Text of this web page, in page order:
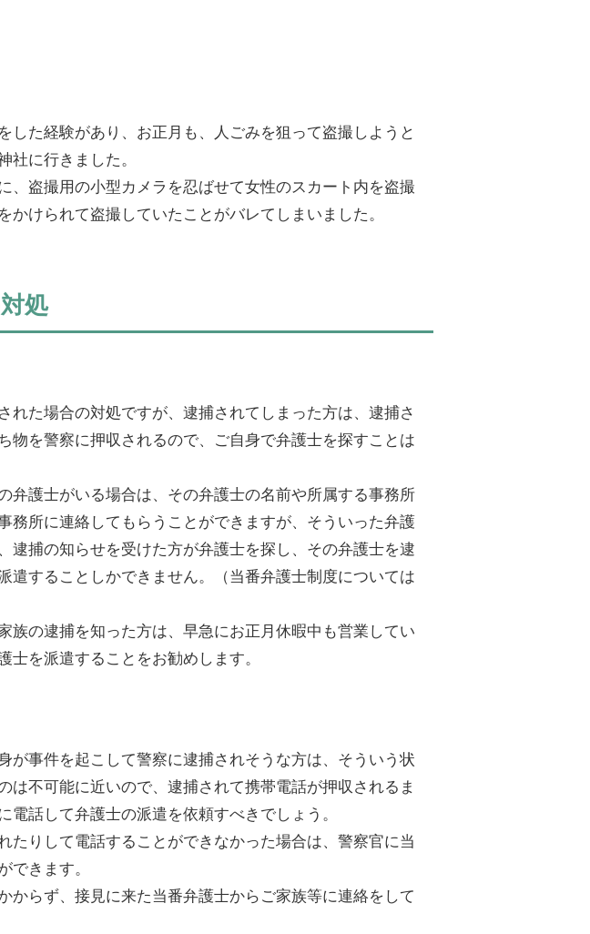
した経験があり、お正月も、人ごみを狙って盗撮しようと
に行きました。
、盗撮用の小型カメラを忍ばせて女性のスカート内を盗撮
かけられて盗撮していたことがバレてしまいました。
処
れた場合の対処ですが、逮捕されてしまった方は、逮捕さ
物を警察に押収されるので、ご自身で弁護士を探すことは
弁護士がいる場合は、その弁護士の名前や所属する事務所
務所に連絡してもらうことができますが、そういった弁護
逮捕の知らせを受けた方が弁護士を探し、その弁護士を逮
遣することしかできません。（当番弁護士制度については
族の逮捕を知った方は、早急にお正月休暇中も営業してい
を派遣することをお勧めします。
が事件を起こして警察に逮捕されそうな方は、そういう状
は不可能に近いので、逮捕されて携帯電話が押収されるま
話して弁護士の派遣を依頼すべきでしょう。
たりして電話することができなかった場合は、警察官に当
きます。
からず、接見に来た当番弁護士からご家族等に連絡をして